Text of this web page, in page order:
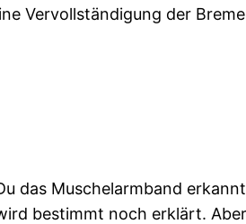
Vervollständigung der
das Muschelarmband
bestimmt noch erklärt.